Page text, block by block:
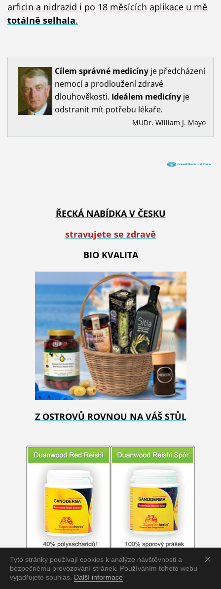
Tyto stránky používají cookies k analýze návštěvnosti a
bezpečnému provozování stránek. Používáním tohoto webu
vyjadřujete souhlas. Další informace
arficin a nidrazid i po 18 měsících aplikace u mě
totálně selhala.
Cílem správné medicíny je předcházení
nemocí a prodloužení zdravé
dlouhověkosti. Ideálem medicínyje
odstranit mít potřebu lékaře.
MUDr. William J. Mayo
ŘECKÁ NABÍDKA V ČESKU
stravujete se zdravě
BIO KVALITA
Z OSTROVŮ ROVNOU NA VÁŠ STŮL